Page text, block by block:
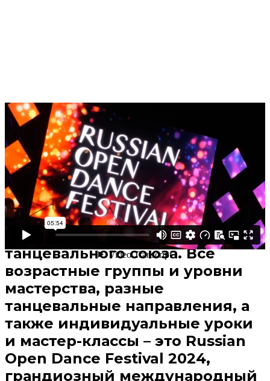
Поделиться
В избранное
Смотреть позже
Открытый фестиваль в Санкт-
Петербурге для танцоров всех
стран – одно из флагманских
событий Российского
танцевального союза. Все
возрастные группы и уровни
мастерства, разные
танцевальные направления, а
также индивидуальные уроки
и мастер-классы – это Russian
Open Dance Festival 2024,
грандиозный международный